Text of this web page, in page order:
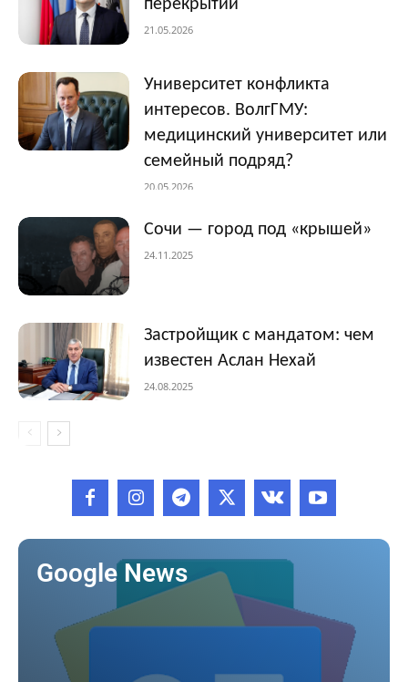
перекрытий
21.05.2026
Университет конфликта
интересов. ВолгГМУ:
медицинский университет или
семейный подряд?
20.05.2026
Сочи — город под «крышей»
24.11.2025
Застройщик с мандатом: чем
известен Аслан Нехай
24.08.2025
Google News